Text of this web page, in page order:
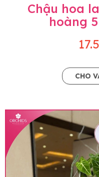
Chậu hoa
hoàng
CHO